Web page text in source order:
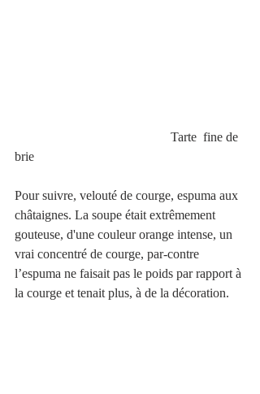
brie
Pour suivre, velouté de courge, espuma aux
châtaignes. La soupe était extrêmement
gouteuse, d'une couleur orange intense, un
vrai concentré de courge, par-contre
l’espuma ne faisait pas le poids par rapport à
la courge et tenait plus, à de la décoration.